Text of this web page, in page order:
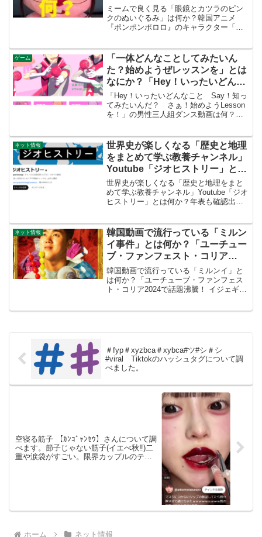
ロ』のキャラクター「ルーピー」
ピンク色のカワウソの女の子を調
べる
ミームで良く見る「眼鏡とカツラのピン
クのぬいぐるみ」は何か？韓国アニメ
『ポンポンポロロ』のキャラクター「ル
pic.twitter.com/1Prw5OKKfT— 教員...
ゲーム
「一体どんなことしてみたいん
た？始めようぜレッスンを」とは
なにか？「Hey！いったいどんな
こと Say！知ってみたいん
だ？ さぁ！始めようLesson
を！」の男性三人組ダンス動画は
で人気の「S.E.M（セム）」アイ
ドルマスターSideMについて調べ
る。たけのこダンスとの関係も。
「Hey！いったいどんなこと Say！知っ
てみたいんだ？ さぁ！始めようLesson
を！」の男性三人組ダンス動画は何？元
SideMについて調べる。たけのこダン...
ネット情報
世界史が楽しくなる「歴史と地理
をまとめて学ぶ教養チャンネル」
Youtube「ジオヒストリー」とは
何か？年表も確認出来て受験勉強
にも良いかもしれない動画を調べ
る。
世界史が楽しくなる「歴史と地理をまと
めて学ぶ教養チャンネル」Youtube「ジオ
ヒストリー」とは何か？年表も確認出来
かりやすかったのでお勧めしたいと思い
ます。歴史の概要...
ネット情報
韓国動画で流行っている「ミルン
イ事件」とは何か？「ユーチュー
ブ・ファンフェスト・コリア
2024で話題沸騰！ イジェギュの
『미룬이（ミルニ）미룬이（ミル
ンイ）』が巻き起こした波紋」미
韓国動画で流行っている「ミルンイ」と
は何か？「ユーチューブ・ファンフェス
ト・コリア2024で話題沸騰！ イジェギュ
＃fyp＃xyzbca＃xybca#ツ#シ＃シ゚
#viral Tiktokのハッシュタグについて調
べました。
空寝る筋子 【ｶﾝｺﾞｬﾝｾｳ】さんについて調
べます。節子じゃない筋子(イエべ秋‼️)二
重や涙袋がすごい。限界カップルのティ
ホーム ネット情報